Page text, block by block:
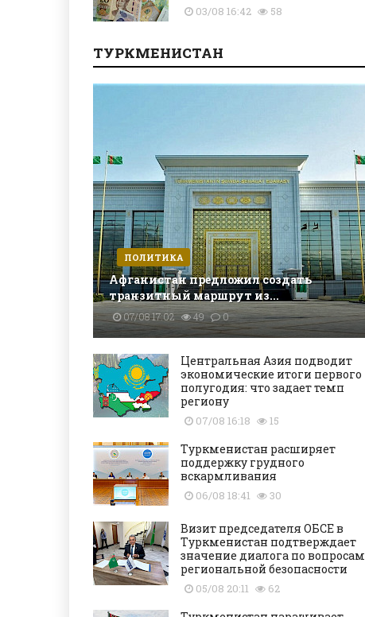
03/08 16:42 58
ТУРКМЕНИСТАН
ПОЛИТИКА
Афганистан предложил создать
транзитный маршрут из...
07/08 17:02 49 0
Центральная Азия подводит
экономические итоги первого
полугодия: что задает темп
региону
07/08 16:18 15
Туркменистан расширяет
поддержку грудного
вскармливания
06/08 18:41 30
Визит председателя ОБСЕ в
Туркменистан подтверждает
значение диалога по вопросам
региональной безопасности
05/08 20:11 62